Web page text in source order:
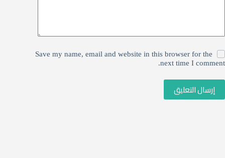
Save my name, email and website in this browser for the
next time I comment.
إرسال التعليق